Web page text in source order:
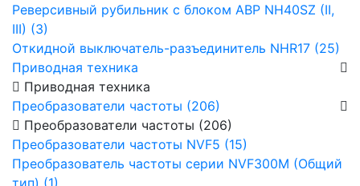
Реверсивный рубильник с блоком АВР NH40SZ (II,
III) (3)
Откидной выключатель-разъединитель NHR17 (25)
Приводная техника
Приводная техника
Преобразователи частоты (206)
Преобразователи частоты (206)
Преобразователи частоты NVF5 (15)
Преобразователь частоты серии NVF300M (Общий
тип) (1)